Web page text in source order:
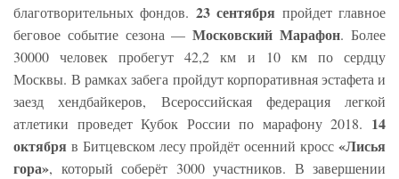
благотворительных фондов. 23 сентября пройдет главное
беговое событие сезона —Московский Марафон. Более
30000 человек пробегут 42,2 км и 10 км по сердцу
Москвы. В рамках забега пройдут корпоративная эстафета и
заезд хендбайкеров, Всероссийская федерация легкой
атлетики проведет Кубок России по марафону 2018. 14
октября в Битцевском лесу пройдёт осенний кросс «Лисья
гора», который соберёт 3000 участников. В завершении